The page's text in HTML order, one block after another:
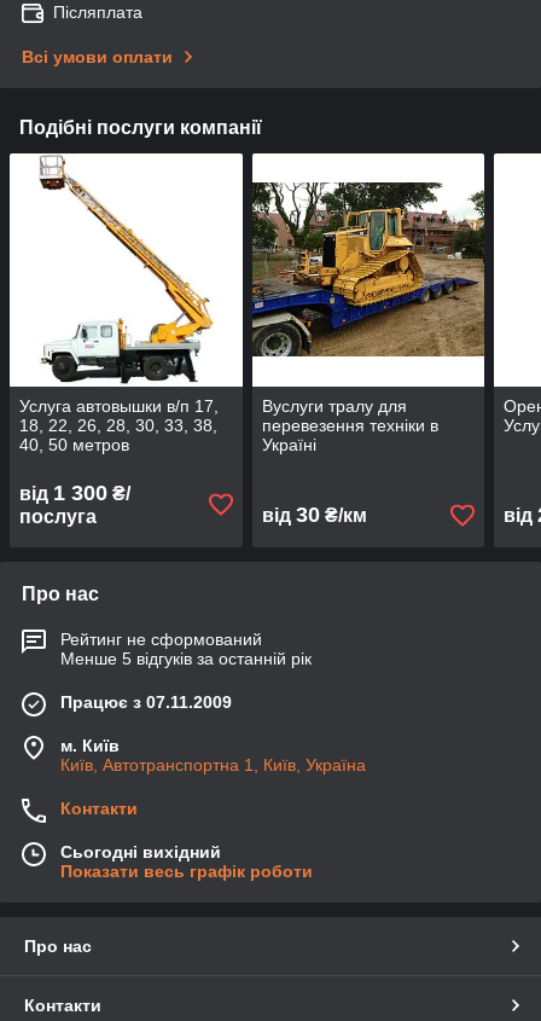
Післяплата
Всі умови оплати
Подібні послуги компанії
Услуга автовышки в/п 17,
18, 22, 26, 28, 30, 33, 38,
40, 50 метров
від 1 300 ₴/
послуга
Вуслуги тралу для
перевезення техніки в
Україні
від 30₴/км від
Про нас
Рейтинг не сформований
Менше 5 відгуків за останній рік
Працює з 07.11.2009
м. Київ
Київ, Автотранспортна 1, Київ, Україна
Контакти
Сьогодні вихідний
Показати весь графік роботи
Про нас
Контакти